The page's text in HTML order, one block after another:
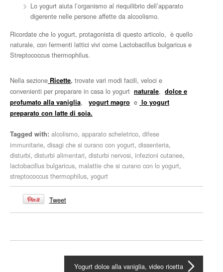
Lo yogurt aiuta l’organismo al riequilibrio dell’apparato
digerente nelle persone affette da alcoolismo.
Ricordate che lo yogurt, protagonista di questo articolo, è quello
naturale, con fermenti lattici vivi come Lactobacillus bulgaricus e
Streptococcus thermophilus.
Nella sezione Ricette, trovate vari modi facili, veloci e
convenienti per preparare in casa lo yogurt naturale, dolce e
profumato alla vaniglia, yogurt magro e lo yogurt
preparato con latte di soia.
Tagged with: alcolismo, apparato scheletrico, difese
immunitarie, disagi che si curano con yogurt, dissenteria,
disturbi, disturbi alimentari, disturbi nervosi, infezioni cutanee,
lactobacillus bulgaricus, malattie che si curano con lo yogurt,
streptococcus thermophilus, yogurt
Tweet
Yogurt dolce alla vaniglia, video ricetta